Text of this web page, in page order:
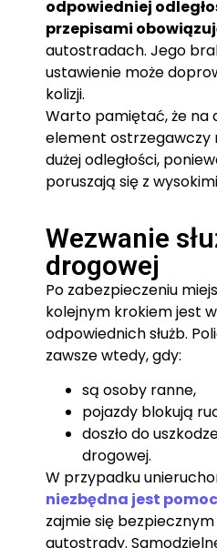
odpowiedniej
przepisami
autostradach. Jego
ustawienie może
kolizji.
Warto pamiętać, że na
element ostrzegawczy
dużej odległości,
poruszają się z
Wezwanie
drogowej
Po zabezpieczeniu
kolejnym krokiem jest
odpowiednich służb.
zawsze wtedy, gdy:
są osoby ranne,
pojazdy blokują
doszło do
drogowej.
W przypadku
niezbędna jest
zajmie się
autostrady.